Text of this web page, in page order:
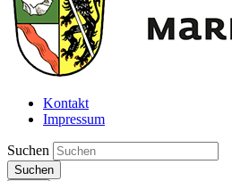
Kontakt
Impressum
Suchen
Suchen